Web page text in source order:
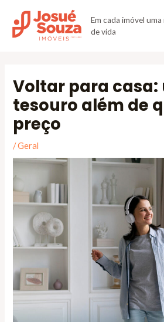
Em cada imóvel
de vida
Voltar para casa:
tesouro além de
preço
/Geral